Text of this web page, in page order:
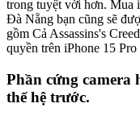
trong tuyệt vời hơn. Mua
Đà Nẵng bạn cũng sẽ
gồm Cả Assassins's
quyền trên iPhone 15
Phần cứng camera
thế hệ trước.